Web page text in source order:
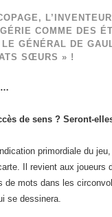
COMME DES
GÉNÉRAL DE
SŒURS » !
de sens ? Seront-
primordiale du
Il revient aux joueurs
mots dans les
se dessinera.